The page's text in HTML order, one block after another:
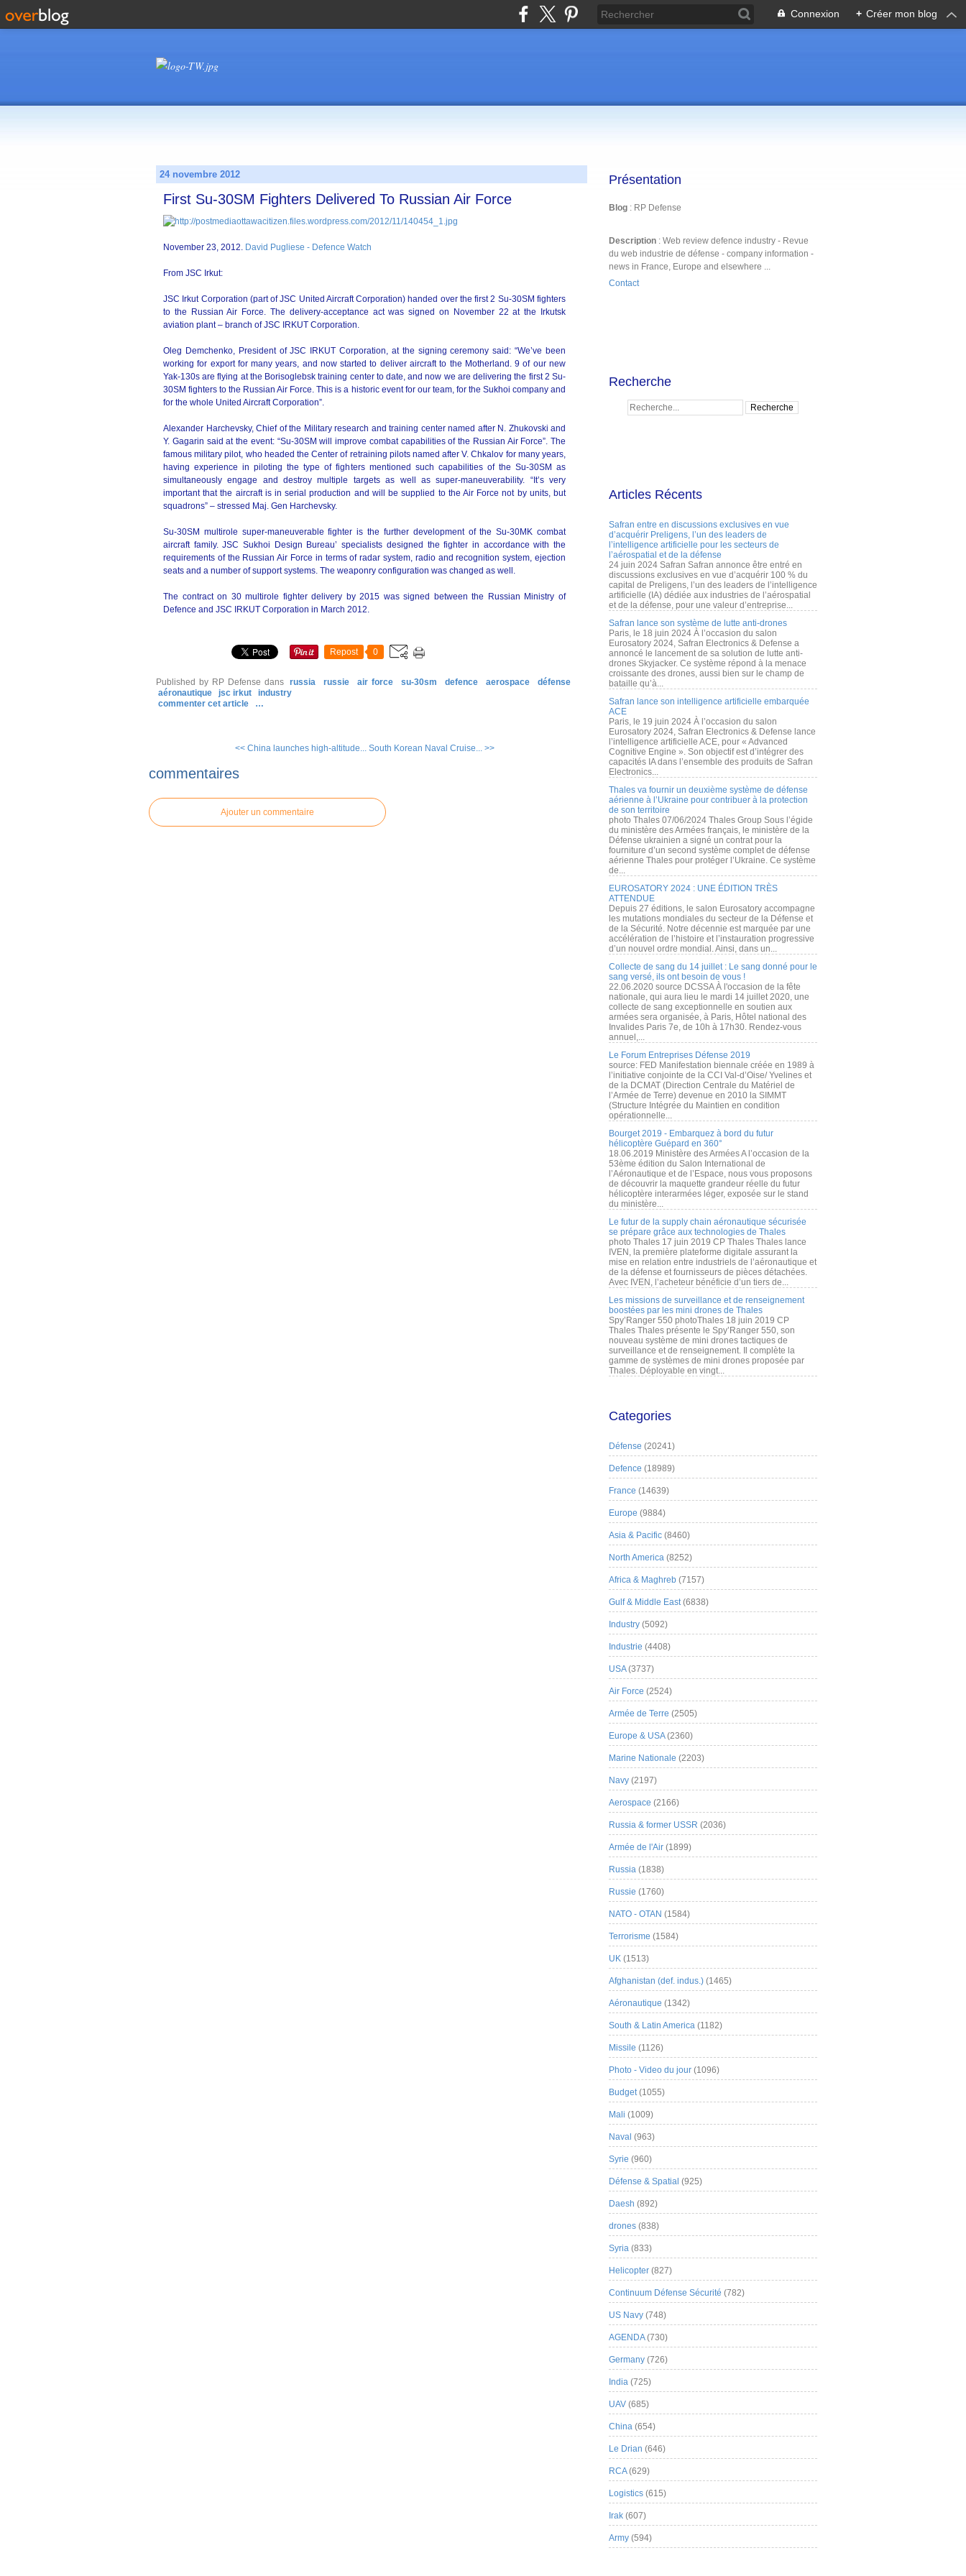
Connexion + Créer mon blog
24 novembre 2012
First Su-30SM Fighters Delivered To Russian Air Force
November 23, 2012. David Pugliese - Defence Watch
From JSC Irkut:
JSC Irkut Corporation (part of JSC United Aircraft Corporation) handed over the first 2 Su-30SM fighters
to the Russian Air Force. The delivery-acceptance act was signed on November 22 at the Irkutsk
aviation plant – branch of JSC IRKUT Corporation.
Oleg Demchenko, President of JSC IRKUT Corporation, at the signing ceremony said: “We’ve been
working for export for many years, and now started to deliver aircraft to the Motherland. 9 of our new
Yak-130s are flying at the Borisoglebsk training center to date, and now we are delivering the first 2 Su-
30SM fighters to the Russian Air Force. This is a historic event for our team, for the Sukhoi company and
for the whole United Aircraft Corporation”.
Alexander Harchevsky, Chief of the Military research and training center named after N. Zhukovski and
Y. Gagarin said at the event: “Su-30SM will improve combat capabilities of the Russian Air Force”. The
famous military pilot, who headed the Center of retraining pilots named after V. Chkalov for many years,
having experience in piloting the type of fighters mentioned such capabilities of the Su-30SM as
simultaneously engage and destroy multiple targets as well as super-maneuverability. “It’s very
important that the aircraft is in serial production and will be supplied to the Air Force not by units, but
squadrons” – stressed Maj. Gen Harchevsky.
Su-30SM multirole super-maneuverable fighter is the further development of the Su-30MK combat
aircraft family. JSC Sukhoi Design Bureau’ specialists designed the fighter in accordance with the
requirements of the Russian Air Force in terms of radar system, radio and recognition system, ejection
seats and a number of support systems. The weaponry configuration was changed as well.
The contract on 30 multirole fighter delivery by 2015 was signed between the Russian Ministry of
Defence and JSC IRKUT Corporation in March 2012.
Repost 0
Published by RP Defense dans russia russie air force su-30sm defence aerospace
défense
aéronautique
jsc irkut
industry
commenter cet article
…
<< China launches high-altitude... South Korean Naval Cruise... >>
commentaires
Ajouter un commentaire
Présentation
Blog : RP Defense
Description : Web review defence industry - Revue
du web industrie de défense - company information -
news in France, Europe and elsewhere ...
Contact
Recherche
Articles Récents
Safran entre en discussions exclusives en vue
d’acquérir Preligens, l’un des leaders de
l’intelligence artificielle pour les secteurs de
l’aérospatial et de la défense
24 juin 2024 Safran Safran annonce être entré en
discussions exclusives en vue d’acquérir 100 % du
capital de Preligens, l’un des leaders de l’intelligence
artificielle (IA) dédiée aux industries de l’aérospatial
et de la défense, pour une valeur d’entreprise...
Safran lance son système de lutte anti-drones
Paris, le 18 juin 2024 À l’occasion du salon
Eurosatory 2024, Safran Electronics & Defense a
annoncé le lancement de sa solution de lutte anti-
drones Skyjacker. Ce système répond à la menace
croissante des drones, aussi bien sur le champ de
bataille qu’à...
Safran lance son intelligence artificielle embarquée
ACE
Paris, le 19 juin 2024 À l’occasion du salon
Eurosatory 2024, Safran Electronics & Defense lance
l’intelligence artificielle ACE, pour « Advanced
Cognitive Engine ». Son objectif est d’intégrer des
capacités IA dans l’ensemble des produits de Safran
Electronics...
Thales va fournir un deuxième système de défense
aérienne à l’Ukraine pour contribuer à la protection
de son territoire
photo Thales 07/06/2024 Thales Group Sous l’égide
du ministère des Armées français, le ministère de la
Défense ukrainien a signé un contrat pour la
fourniture d’un second système complet de défense
aérienne Thales pour protéger l’Ukraine. Ce système
de...
EUROSATORY 2024 : UNE ÉDITION TRÈS
ATTENDUE
Depuis 27 éditions, le salon Eurosatory accompagne
les mutations mondiales du secteur de la Défense et
de la Sécurité. Notre décennie est marquée par une
accélération de l’histoire et l’instauration progressive
d’un nouvel ordre mondial. Ainsi, dans un...
Collecte de sang du 14 juillet : Le sang donné pour le
sang versé, ils ont besoin de vous !
22.06.2020 source DCSSA À l'occasion de la fête
nationale, qui aura lieu le mardi 14 juillet 2020, une
collecte de sang exceptionnelle en soutien aux
armées sera organisée, à Paris, Hôtel national des
Invalides Paris 7e, de 10h à 17h30. Rendez-vous
annuel,...
Le Forum Entreprises Défense 2019
source: FED Manifestation biennale créée en 1989 à
l’initiative conjointe de la CCI Val-d’Oise/ Yvelines et
de la DCMAT (Direction Centrale du Matériel de
l’Armée de Terre) devenue en 2010 la SIMMT
(Structure Intégrée du Maintien en condition
opérationnelle...
Bourget 2019 - Embarquez à bord du futur
hélicoptère Guépard en 360°
18.06.2019 Ministère des Armées A l’occasion de la
53ème édition du Salon International de
l’Aéronautique et de l’Espace, nous vous proposons
de découvrir la maquette grandeur réelle du futur
hélicoptère interarmées léger, exposée sur le stand
du ministère...
Le futur de la supply chain aéronautique sécurisée
se prépare grâce aux technologies de Thales
photo Thales 17 juin 2019 CP Thales Thales lance
IVEN, la première plateforme digitale assurant la
mise en relation entre industriels de l’aéronautique et
de la défense et fournisseurs de pièces détachées.
Avec IVEN, l’acheteur bénéficie d’un tiers de...
Les missions de surveillance et de renseignement
boostées par les mini drones de Thales
Spy’Ranger 550 photoThales 18 juin 2019 CP
Thales Thales présente le Spy’Ranger 550, son
nouveau système de mini drones tactiques de
surveillance et de renseignement. Il complète la
gamme de systèmes de mini drones proposée par
Thales. Déployable en vingt...
Categories
Défense (20241)
Defence (18989)
France (14639)
Europe (9884)
Asia & Pacific (8460)
North America (8252)
Africa & Maghreb (7157)
Gulf & Middle East(6838)
Industry (5092)
Industrie (4408)
USA(3737)
Air Force (2524)
Armée de Terre (2505)
Europe & USA(2360)
Marine Nationale (2203)
Navy (2197)
Aerospace (2166)
Russia & former USSR (2036)
Armée de l'Air (1899)
Russia (1838)
Russie (1760)
NATO - OTAN (1584)
Terrorisme (1584)
UK (1513)
Afghanistan (def. indus.) (1465)
Aéronautique (1342)
South & Latin America (1182)
Missile (1126)
Photo - Video du jour (1096)
Budget(1055)
Mali (1009)
Naval (963)
Syrie (960)
Défense & Spatial (925)
Daesh (892)
drones (838)
Syria (833)
Helicopter (827)
Continuum Défense Sécurité (782)
US Navy (748)
AGENDA(730)
Germany (726)
India (725)
UAV (685)
China (654)
Le Drian (646)
RCA(629)
Logistics (615)
Irak (607)
Army (594)